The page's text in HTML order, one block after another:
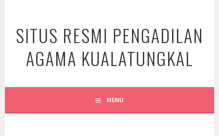
content
SITUS RESMI PENGADILAN
AGAMA KUALATUNGKAL
MENU